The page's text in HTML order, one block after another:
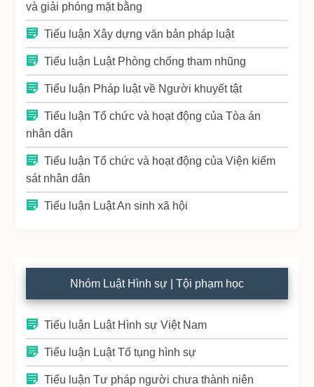
và giải phóng mặt bằng
Tiểu luận Xây dựng văn bản pháp luật
Tiểu luận Luật Phòng chống tham nhũng
Tiểu luận Pháp luật về Người khuyết tật
Tiểu luận Tổ chức và hoạt động của Tòa án
nhân dân
Tiểu luận Tổ chức và hoạt động của Viện kiểm
sát nhân dân
Tiểu luận Luật An sinh xã hội
Nhóm Luật Hình sự | Tội phạm học
Tiểu luận Luật Hình sự Việt Nam
Tiểu luận Luật Tố tụng hình sự
Tiểu luận Tư pháp người chưa thành niên